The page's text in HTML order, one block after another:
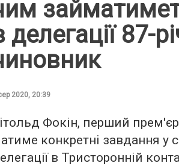
делегації 87-
2020, 20:39
Фокін, перший
конкретні завдання у
в Тристоронній